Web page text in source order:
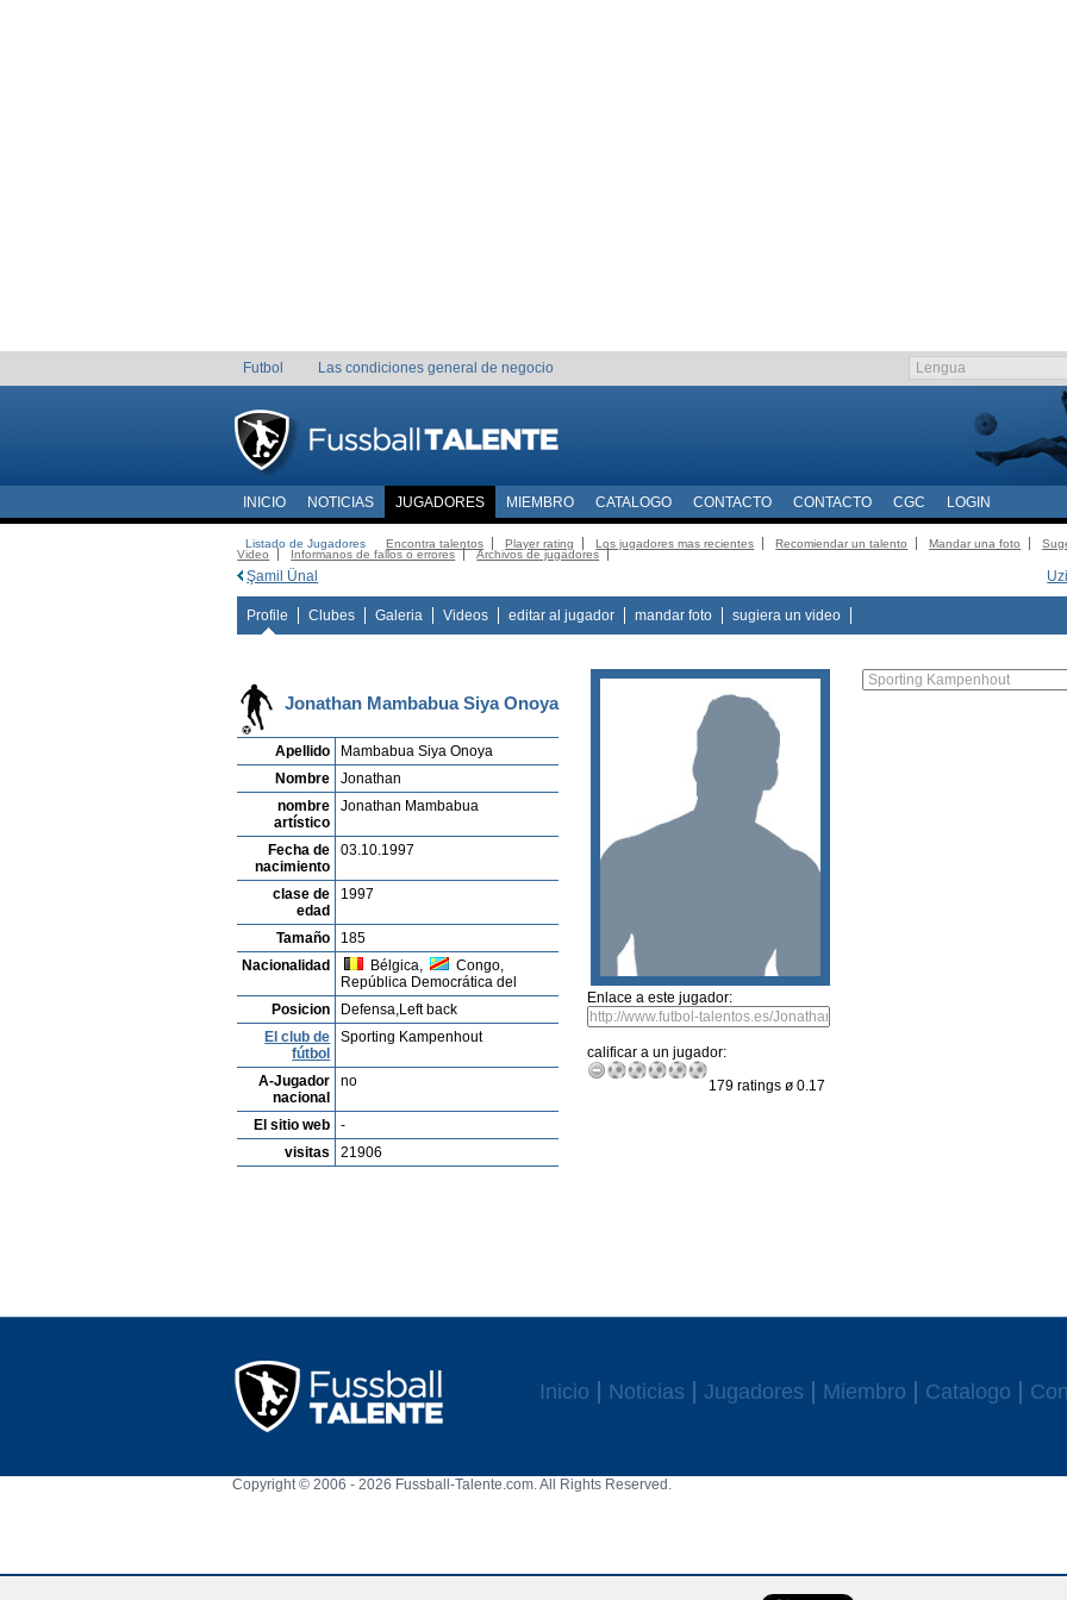
Futbol Las condiciones general de negocio
INICIO NOTICIAS JUGADORES MIEMBRO CATALOGO CONTACTO CONTACTO CGC LOGIN
Listado de Jugadores Encontra talentos Player rating Los jugadores mas recientes Recomiendar un talento Mandar una foto
Video
Informanos de fallos o errores Archivos de jugadores
Şamil Ünal
Profile Clubes Galeria Videos editar al jugador mandar foto sugiera un video
Jonathan Mambabua Siya Onoya
Apellido
Mambabua Siya Onoya
Nombre
Jonathan
nombre
artístico
Jonathan Mambabua
Fecha de
nacimiento
03.10.1997
clase de
edad
1997
Tamaño
185
Nacionalidad
Bélgica,
Congo,
República Democrática del
Posicion
Defensa,Left back
El club de
fútbol
Sporting Kampenhout
A-Jugador
nacional
no
El sitio web
-
visitas
21906
Enlace a este jugador:
calificar a un jugador:
179 ratings ø 0.17
Inicio Noticias Jugadores Miembro Catalogo
Copyright © 2006 - 2026 Fussball-Talente.com. All Rights Reserved.